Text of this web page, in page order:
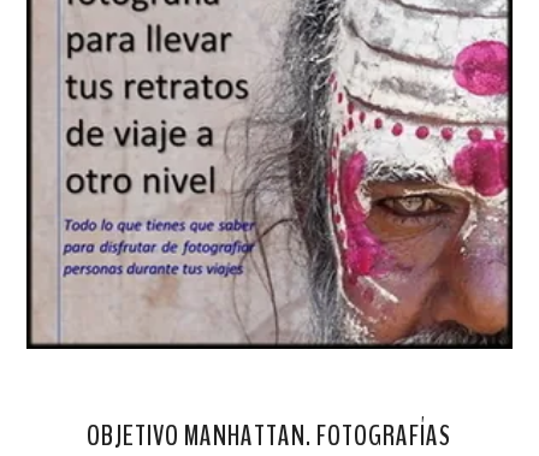
OBJETIVO MANHATTAN. FOTOGRAFÍAS